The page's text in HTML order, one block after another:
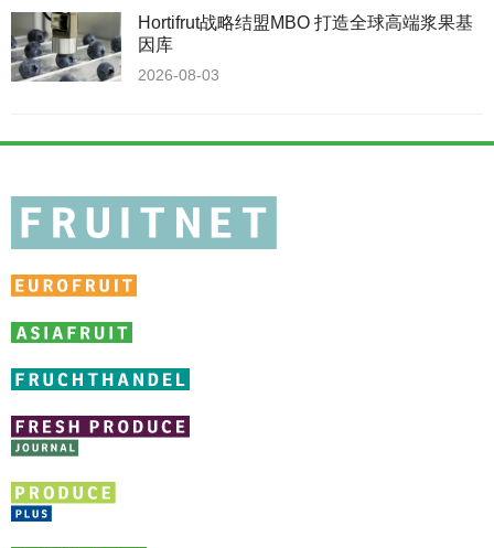
Hortifrut战略结盟MBO 打造全球高端浆果基
因库
2026-08-03